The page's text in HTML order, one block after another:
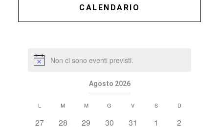
CALENDARIO
Non ci sono eventi previsti.
Agosto 2026
Calendario
Eventi
L M M G V S D
0
27
0
28
0
29
0
30
0
31
0
1
0
2